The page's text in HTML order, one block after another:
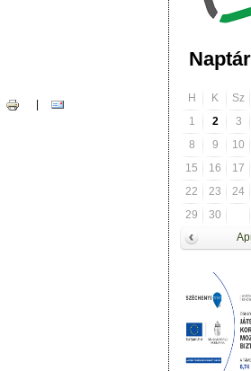
|
Naptár
H K Sz
1
2 3
8
9 10
15
16 17
22
23 24
29
30